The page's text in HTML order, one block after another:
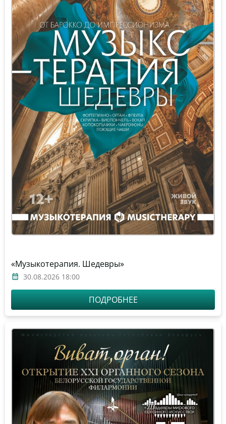
«Музыкотерапия. Шедевры»
30.08.2026 18:00
ПОДРОБНЕЕ